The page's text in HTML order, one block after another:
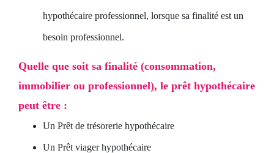
hypothécaire professionnel, lorsque sa finalité est un
besoin professionnel.
Quelle que soit sa finalité (consommation,
immobilier ou professionnel), le prêt hypothécaire
peut être :
Un Prêt de trésorerie hypothécaire
Un Prêt viager hypothécaire